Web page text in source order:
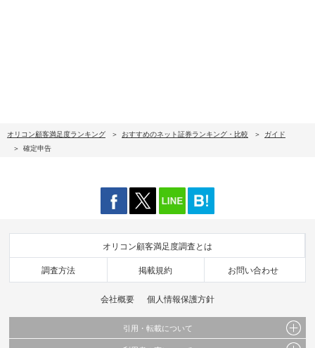
オリコン顧客満足度ランキング おすすめのネット証券ランキング・比較
ガイド
確定申告
オリコン顧客満足度調査とは
調査方法 掲載規約 お問い合わせ
会社概要 個人情報保護方針
引用・転載について